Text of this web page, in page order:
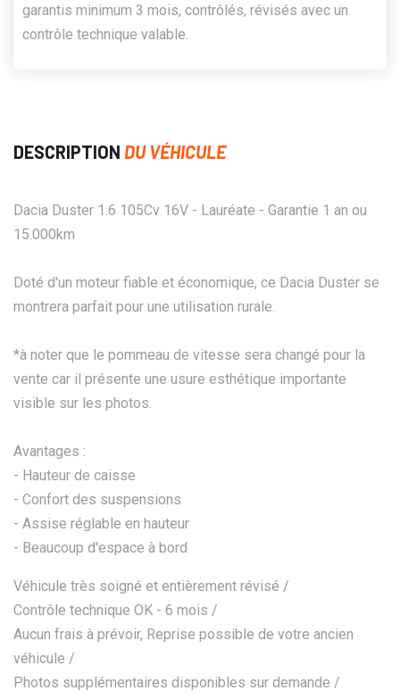
garantis minimum 3 mois, contrôlés, révisés avec un
contrôle technique valable.
DESCRIPTION DU VÉHICULE
Dacia Duster 1.6 105Cv 16V - Lauréate - Garantie 1 an ou
15.000km
Doté d'un moteur fiable et économique, ce Dacia Duster se
montrera parfait pour une utilisation rurale.
*à noter que le pommeau de vitesse sera changé pour la
vente car il présente une usure esthétique importante
visible sur les photos.
Avantages :
- Hauteur de caisse
- Confort des suspensions
- Assise réglable en hauteur
- Beaucoup d'espace à bord
Véhicule très soigné et entièrement révisé /
Contrôle technique OK - 6 mois /
Aucun frais à prévoir, Reprise possible de votre ancien
véhicule /
Photos supplémentaires disponibles sur demande /